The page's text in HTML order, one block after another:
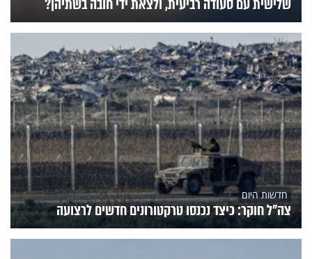
שלישית עם סעודה רביעית, ולצאת ידי חובה בשתיהן?
חדשות היום
צה"ל חוקר: כיצד נכנסו טרקטורונים חדשים לרצועה